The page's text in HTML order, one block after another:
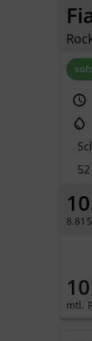
mtl.